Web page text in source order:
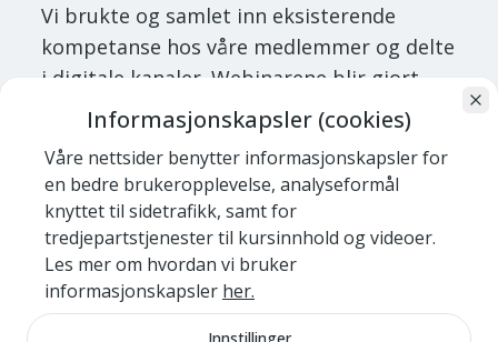
Vi brukte og samlet inn eksisterende
kompetanse hos våre medlemmer og delte
i digitale kanaler. Webinarene blir gjort
tilgjenglig på eLærings-plattoformene til
KS og NKF i medio-mai og kan raskt
utvikles til å nå alle som vil lære for å
endre sine energikilder og vaner.
NKF mener at den regionale modellen med
å peke på fylkeskommunen for
kompetansespredning kan fort forsinke
Informasjonskapsler (cookies)
Våre nettsider benytter informasjonskapsler for
en bedre brukeropplevelse, analyseformål
knyttet til sidetrafikk, samt for
tredjepartstjenester til kursinnhold og videoer.
Les mer om hvordan vi bruker
informasjonskapsler her.
Innstillinger